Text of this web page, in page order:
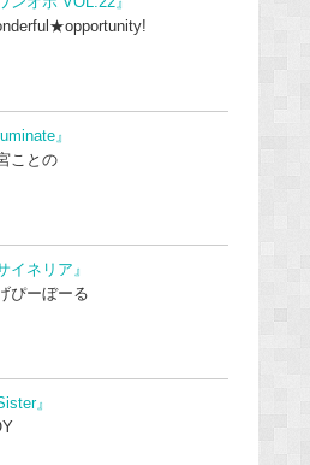
』
ことの
イネリア』
ぴーぼーる
』